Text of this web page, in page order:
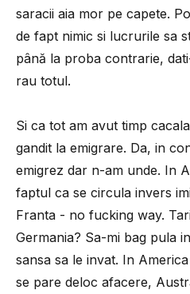
saracii aia mor pe capete.
de fapt nimic si lucrurile sa
până la proba contrarie,
rau totul.
Si ca tot am avut timp
gandit la emigrare. Da, in
emigrez dar n-am unde. In
faptul ca se circula invers
Franta - no fucking way.
Germania? Sa-mi bag pula
sansa sa le invat. In
se pare deloc afacere,